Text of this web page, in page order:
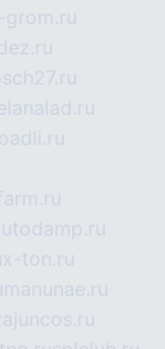
roadli.ru
x-ton.ru
manunae.ru